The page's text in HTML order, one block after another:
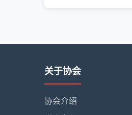
关于协会
协会介绍